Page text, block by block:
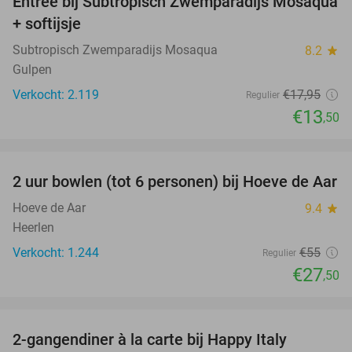
25%
+ softijsje
Subtropisch Zwemparadijs Mosaqua 8.2 star
Gulpen
Verkocht: 2.119
Regulier €17,95
€13,50
50%
2 uur bowlen (tot 6 personen) bij Hoeve de Aar
Hoeve de Aar 9.4 star
Heerlen
Verkocht: 1.244
Regulier €55
€27,50
2-gangendiner à la carte bij Happy Italy